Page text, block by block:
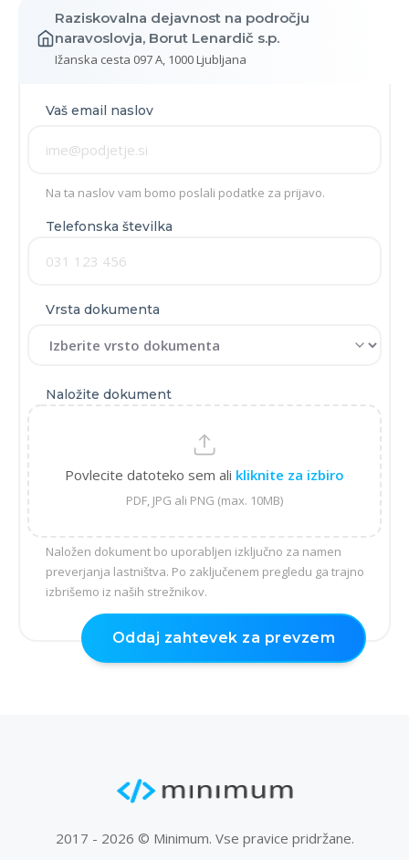
Raziskovalna dejavnost na področju
naravoslovja, Borut Lenardič s.p.
Ižanska cesta 097 A, 1000 Ljubljana
Vaš email naslov
Na ta naslov vam bomo poslali podatke za prijavo.
Telefonska številka
Vrsta dokumenta
Naložite dokument
Povlecite datoteko sem ali kliknite za izbiro
PDF, JPG ali PNG (max. 10MB)
Naložen dokument bo uporabljen izključno za namen
preverjanja lastništva. Po zaključenem pregledu ga trajno
izbrišemo iz naših strežnikov.
2017 - 2026 © Minimum. Vse pravice pridržane.